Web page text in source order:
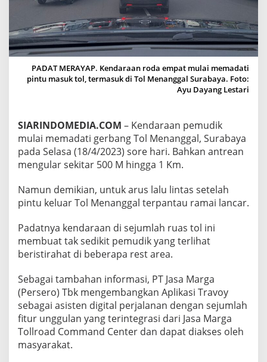
U
R
A
B
A
Y
A
A
I
D
I
P
D
A
T
K
E
N
R
A
A
N
P
E
PADAT MERAYAP. Kendaraan roda empat mulai memadati
pintu masuk tol, termasuk di Tol Menanggal Surabaya. Foto:
Ayu Dayang Lestari
SIARINDOMEDIA.COM – Kendaraan pemudik
mulai memadati gerbang Tol Menanggal, Surabaya
pada Selasa (18/4/2023) sore hari. Bahkan antrean
mengular sekitar 500 M hingga 1 Km.
Namun demikian, untuk arus lalu lintas setelah
pintu keluar Tol Menanggal terpantau ramai lancar.
Padatnya kendaraan di sejumlah ruas tol ini
membuat tak sedikit pemudik yang terlihat
beristirahat di beberapa rest area.
Sebagai tambahan informasi, PT Jasa Marga
(Persero) Tbk mengembangkan Aplikasi Travoy
sebagai asisten digital perjalanan dengan sejumlah
fitur unggulan yang terintegrasi dari Jasa Marga
Tollroad Command Center dan dapat diakses oleh
masyarakat.